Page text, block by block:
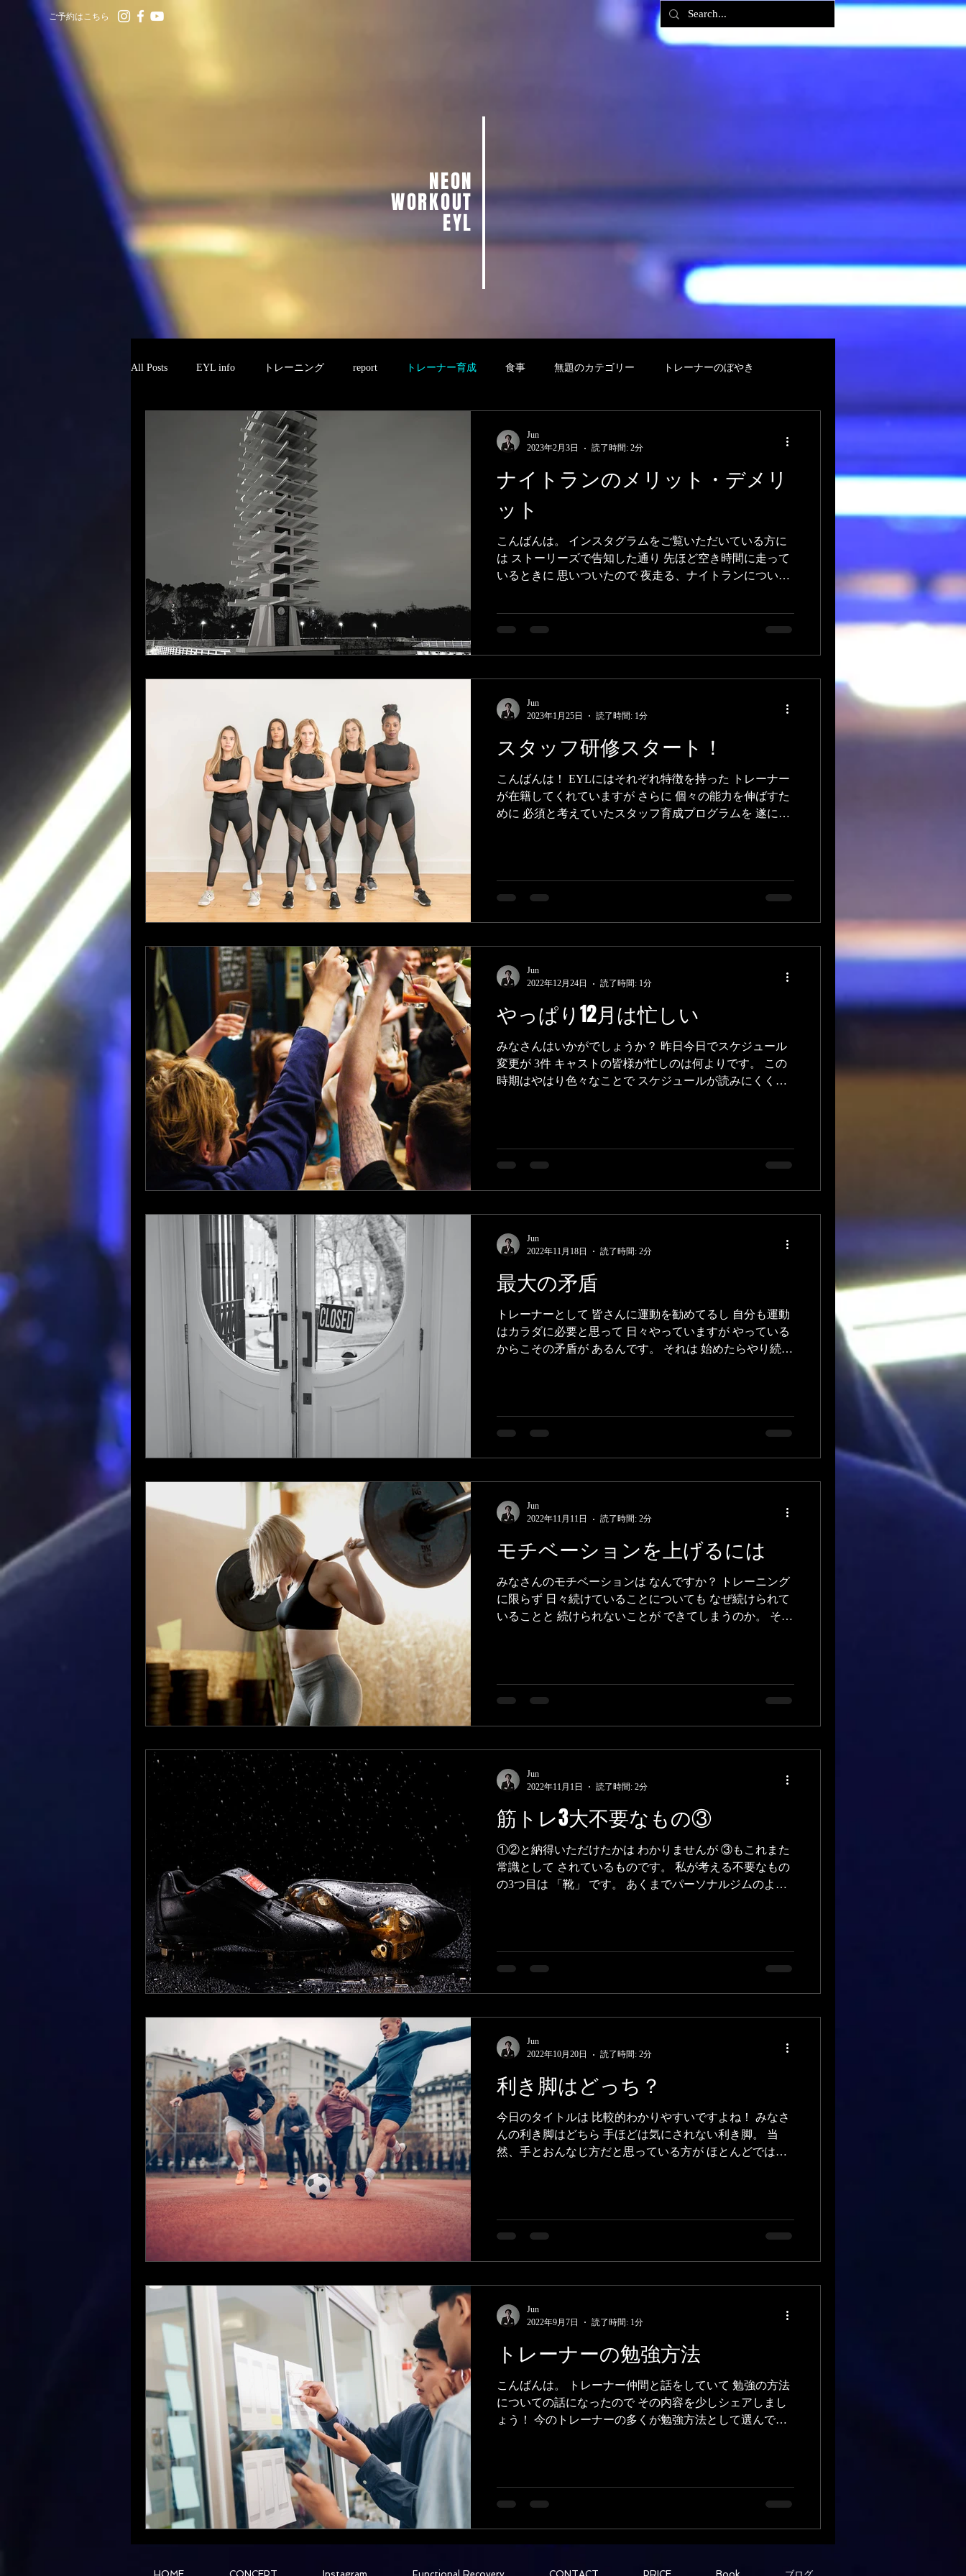
ご予約はこちら
NEON
WORKOUT
EYL
All Posts EYL info トレーニング report トレーナー育成 食事 無題のカテゴリー トレーナーのぼやき
ナイトランのメリット・デメリ
ット
こんばんは。 インスタグラムをご覧いただいている方に
は ストーリーズで告知した通り 先ほど空き時間に走って
いるときに 思いついたので 夜走る、ナイトランについて
Jun
2023年2月3日
読了時間: 2分
スタッフ研修スタート！
こんばんは！ EYLにはそれぞれ特徴を持った トレーナー
が在籍してくれていますが さらに 個々の能力を伸ばすた
めに 必須と考えていたスタッフ育成プログラムを 遂に始
Jun
2023年1月25日
読了時間: 1分
やっぱり12月は忙しい
みなさんはいかがでしょうか？ 昨日今日でスケジュール
変更が 3件 キャストの皆様が忙しのは何よりです。 この
時期はやはり色々なことで スケジュールが読みにくくも
Jun
2022年12月24日
読了時間: 1分
最大の矛盾
トレーナーとして 皆さんに運動を勧めてるし 自分も運動
はカラダに必要と思って 日々やっていますが やっている
からこその矛盾が あるんです。 それは 始めたらやり続け
Jun
2022年11月18日
読了時間: 2分
モチベーションを上げるには
みなさんのモチベーションは なんですか？ トレーニング
に限らず 日々続けていることについても なぜ続けられて
いることと 続けられないことが できてしまうのか。 そこ
Jun
2022年11月11日
読了時間: 2分
筋トレ3大不要なもの③
①②と納得いただけたかは わかりませんが ③もこれまた
常識として されているものです。 私が考える不要なもの
の3つ目は 「靴」 です。 あくまでパーソナルジムのよう
Jun
2022年11月1日
読了時間: 2分
利き脚はどっち？
今日のタイトルは 比較的わかりやすいですよね！ みなさ
んの利き脚はどちら 手ほどは気にされない利き脚。 当
然、手とおんなじ方だと思っている方が ほとんどではな
Jun
2022年10月20日
読了時間: 2分
トレーナーの勉強方法
こんばんは。 トレーナー仲間と話をしていて 勉強の方法
についての話になったので その内容を少しシェアしまし
ょう！ 今のトレーナーの多くが勉強方法として選んでい
Jun
2022年9月7日
読了時間: 1分